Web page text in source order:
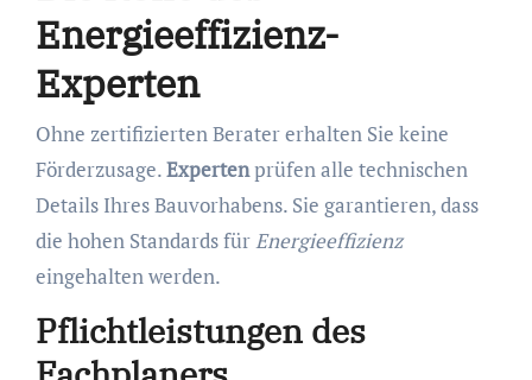
Energieeffizienz-
Experten
Ohne zertifizierten Berater erhalten Sie keine
Förderzusage.Expertenprüfen alle technischen
Details Ihres Bauvorhabens. Sie garantieren, dass
die hohen Standards fürEnergieeffizienz
eingehalten werden.
Pflichtleistungen des